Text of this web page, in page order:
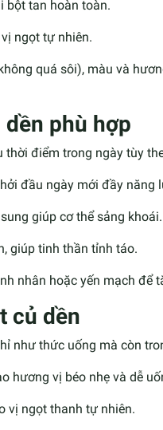
bột tan hoàn toàn.
ngọt tự nhiên.
quá sôi), màu và
phù hợp
thời điểm trong ngày tùy
đầu ngày mới đầy năng
giúp cơ thể sảng khoái.
giúp tinh thần tỉnh táo.
nhân hoặc yến mạch để
củ dền
như thức uống mà còn
hương vị béo nhẹ và dễ
vị ngọt thanh tự nhiên.